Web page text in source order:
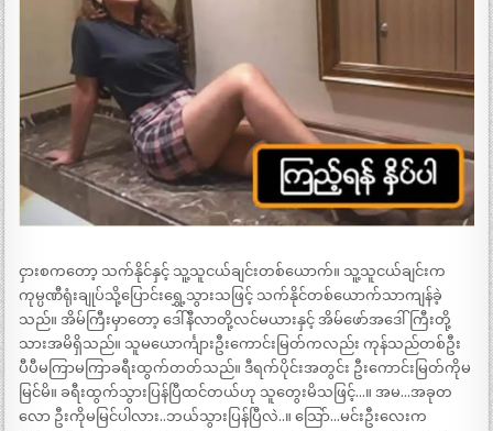
ငှားစကတော့ သက်နိုင်နှင့် သူ့သူငယ်ချင်းတစ်ယောက်။ သူ့သူငယ်ချင်းက
ကုမ္ပဏီရုံးချုပ်သို့ပြောင်းရွှေ့သွားသဖြင့် သက်နိုင်တစ်ယောက်သာကျန်ခဲ့
သည်။ အိမ်ကြီးမှာတော့ ဒေါ်နီလာတို့လင်မယားနှင့် အိမ်ဖော်အဒေါ်ကြီးတို့
သားအမိရှိသည်။ သူမယောင်္ကျားဦးကောင်းမြတ်ကလည်း ကုန်သည်တစ်ဦး
ပီပီမကြာမကြာခရီးထွက်တတ်သည်။ ဒီရက်ပိုင်းအတွင်း ဦးကောင်းမြတ်ကိုမ
မြင်မိ။ ခရီးထွက်သွားပြန်ပြီထင်တယ်ဟု သူတွေးမိသဖြင့်…။ အမ…အခုတ
လော ဦးကိုမမြင်ပါလား..ဘယ်သွားပြန်ပြီလဲ..။ သြော်…မင်းဦးလေးက